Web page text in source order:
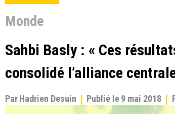
Monde
Sahbi Basly : « Ces
consolidé l’alliance
ParHadrien Desuin Publié le9 mai 2018